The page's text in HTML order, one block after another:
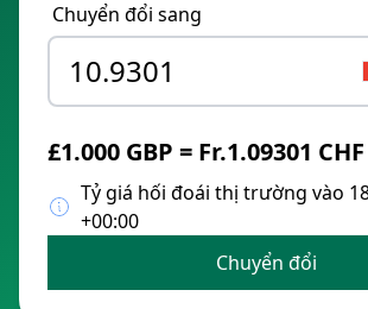
Chuyển đổi sang
£1.000 GBP = Fr.1.09301 CHF
Tỷ giá hối đoái thị trường vào
+00:00
Chuyển đổi